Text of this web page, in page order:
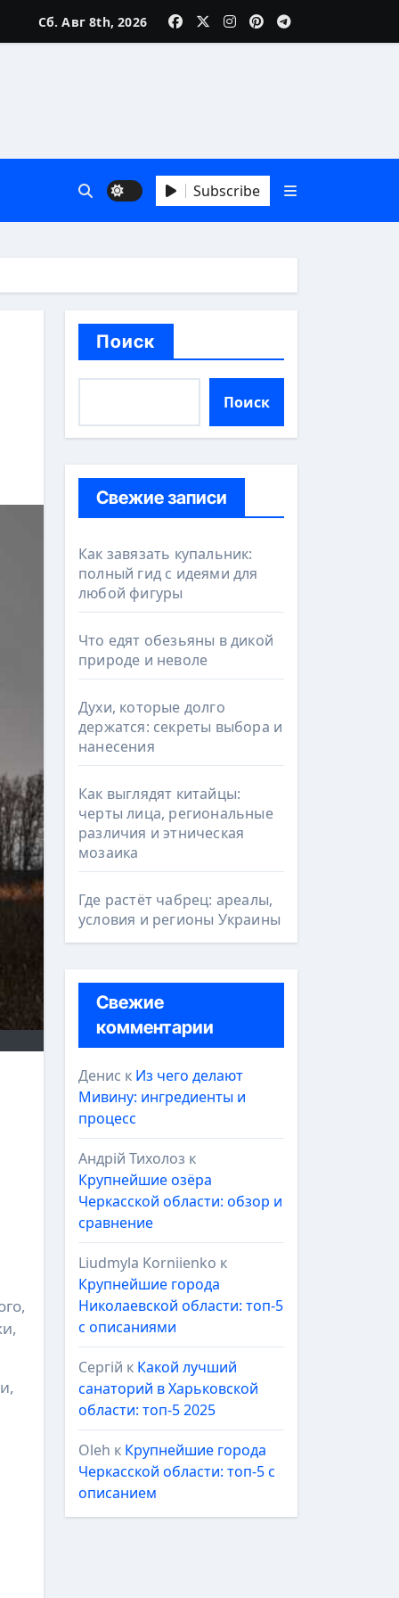
Сб. Авг 8th, 2026
Subscribe
Поиск
Поиск
Свежие записи
Как завязать купальник:
полный гид с идеями для
любой фигуры
Что едят обезьяны в дикой
природе и неволе
Духи, которые долго
держатся: секреты выбора и
нанесения
Как выглядят китайцы:
черты лица, региональные
различия и этническая
мозаика
Где растёт чабрец: ареалы,
условия и регионы Украины
Свежие
комментарии
Денис к Из чего делают
Мивину: ингредиенты и
процесс
Андрій Тихолоз к
Крупнейшие озёра
Черкасской области: обзор и
сравнение
Liudmyla Korniienko к
Крупнейшие города
Николаевской области: топ-5
с описаниями
Сергій к Какой лучший
санаторий в Харьковской
области: топ-5 2025
Oleh к Крупнейшие города
Черкасской области: топ-5 с
описанием